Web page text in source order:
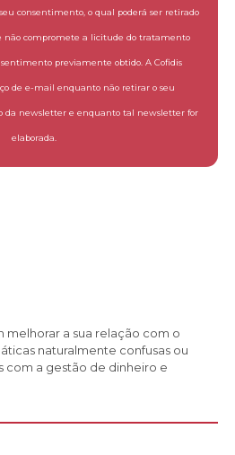
consentimento, o qual poderá ser retirado
não compromete a licitude do tratamento
previamente obtido. A Cofidis
de e-mail enquanto não retirar o seu
da newsletter e enquanto tal newsletter for
elaborada.
melhorar a sua relação com o
naturalmente confusas ou
com a gestão de dinheiro e